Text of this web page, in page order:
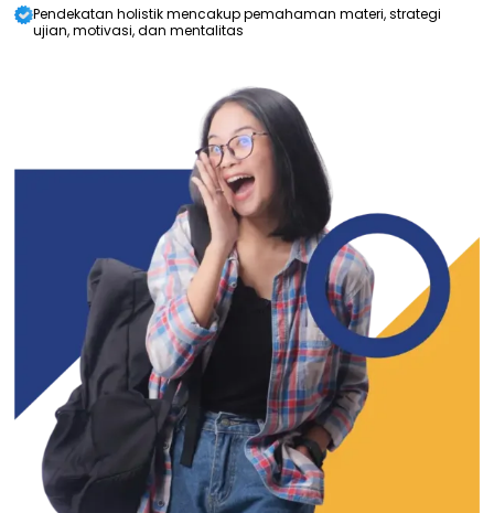
Pendekatan holistik mencakup pemahaman materi, strategi
ujian, motivasi, dan mentalitas